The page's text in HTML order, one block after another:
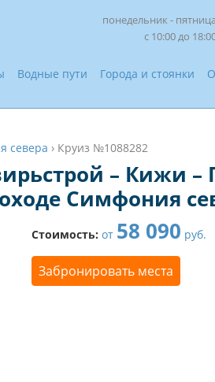
понедельник - пятница
с 10:00 до
Водные пути Города и стоянки
севера › Круиз №1088282
– Кижи –
Симфония
Стоимость: от 58 090 руб.
Забронировать места